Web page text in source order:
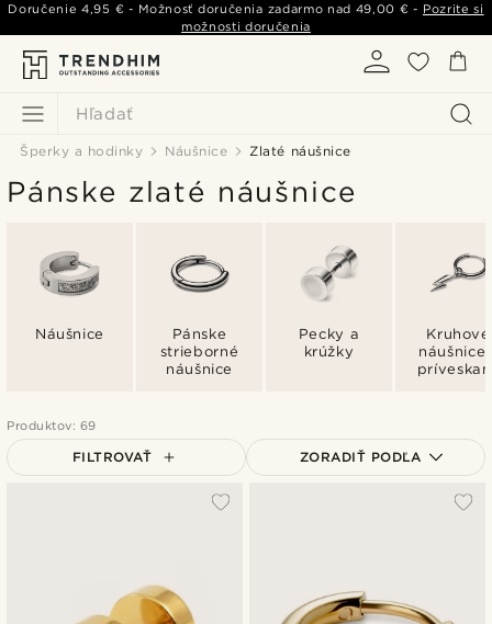
Hľadať
Doručenie4,95 € - Možnosť doručenia zadarmo nad 49,00 € - Pozrite si
možnosti doručenia
Šperky a hodinky Náušnice Zlaté náušnice
Pánske zlaté náušnice
Náušnice
Pánske
strieborné
náušnice
Pecky a
krúžky
Kruhové
náušnice
Produktov: 69
FILTROVAŤ ZORADIŤ PODĽA
Najdrahšie